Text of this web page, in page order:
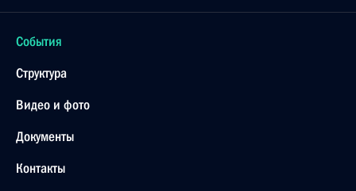
События
Структура
Видео и фото
Документы
Контакты